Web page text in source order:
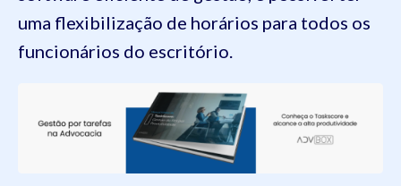
uma flexibilização de horários para todos os
funcionários do escritório.